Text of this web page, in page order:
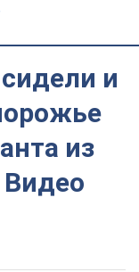
и
из
Видео